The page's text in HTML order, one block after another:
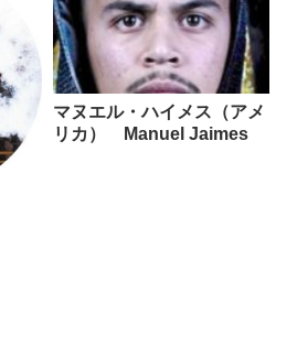
マヌエル・ハイメス（アメ
リカ） Manuel Jaimes